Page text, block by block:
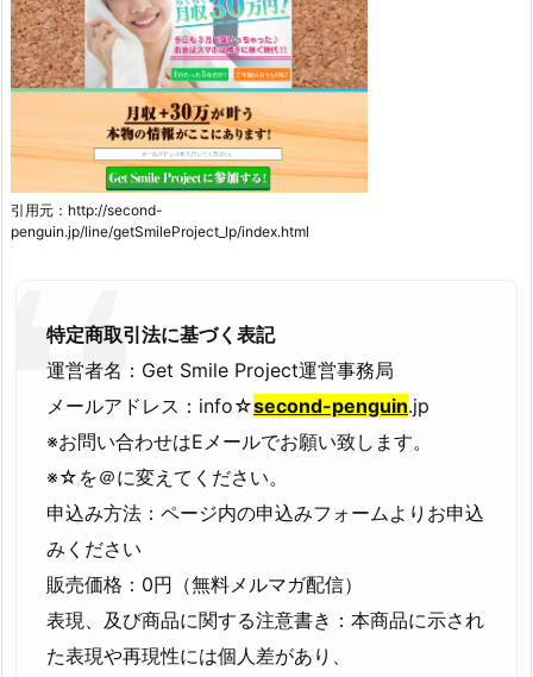
引用元：http://second-
penguin.jp/line/getSmileProject_lp/index.html
特定商取引法に基づく表記
運営者名： Get Smile Project運営事務局
メールアドレス：info☆second-penguin.jp
※お問い合わせはEメールでお願い致します。
※☆を＠に変えてください。
申込み方法：ページ内の申込みフォームよりお申込
みください
販売価格：0円（無料メルマガ配信）
表現、及び商品に関する注意書き：本商品に示され
た表現や再現性には個人差があり、